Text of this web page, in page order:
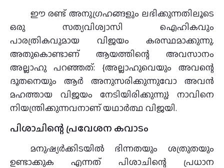
ഈ രണ്ട് അനുഗ്രഹങ്ങളും ലഭിക്കുന്നതിലൂടെ
ഒരു സത്യവിശ്വാസി ഐഹികവും
പാരത്രികവുമായ വിജയം കരസ്ഥമാക്കുന്നു.
അതുകൊണ്ടാണ് ആയത്തിന്റെ അവസാനം
അല്ലാഹു പറഞ്ഞത്: {അല്ലാഹുവെയും അവന്റെ
ദൂതനെയും ആർ അനുസരിക്കുന്നുവോ അവൻ
മഹത്തായ വിജയം നേടിയിരിക്കുന്നു} നാവിനെ
നിയന്ത്രിക്കുന്നവനാണ് യഥാർത്ഥ വിജയി.
പിശാചിന്റെ പ്രവേശന കവാടം
മനുഷ്യർക്കിടയിൽ ഭിന്നതയും ശത്രുതയും
ഉണ്ടാക്കുക എന്നത് പിശാചിന്റെ പ്രധാന